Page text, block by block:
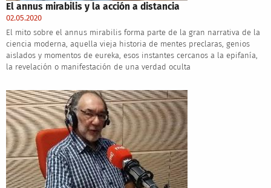
El annus mirabilis y la acción a distancia
02.05.2020
El mito sobre el annus mirabilis forma parte de la gran narrativa de la
ciencia moderna, aquella vieja historia de mentes preclaras, genios
aislados y momentos de eureka, esos instantes cercanos a la epifanía,
la revelación o manifestación de una verdad oculta